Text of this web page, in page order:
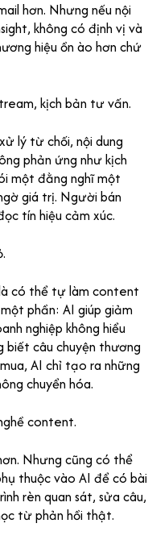
hơn. Nhưng nếu nội
không có định vị và
hiệu ồn ào hơn chứ
kịch bản tư vấn.
lý từ chối, nội dung
phản ứng như kịch
một đằng nghĩ một
giá trị. Người bán
tín hiệu cảm xúc.
có thể tự làm content
phần: AI giúp giảm
nghiệp không hiểu
biết câu chuyện thương
AI chỉ tạo ra những
chuyển hóa.
content.
Nhưng cũng có thể
thuộc vào AI để có bài
rèn quan sát, sửa câu,
từ phản hồi thật.